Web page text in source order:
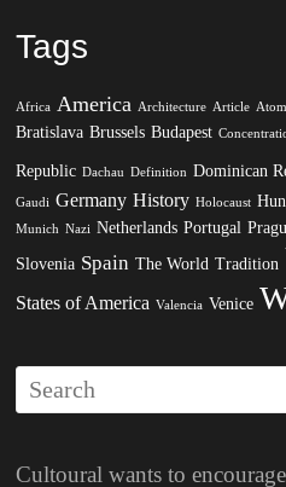
Tags
Africa America Architecture Article
Bratislava Brussels Budapest
Republic Dachau Definition Dominican
Gaudi Germany History Holocaust
Munich Nazi Netherlands Portugal
Slovenia Spain The World Tradition
States of America Valencia Venice
Cultoural wants to